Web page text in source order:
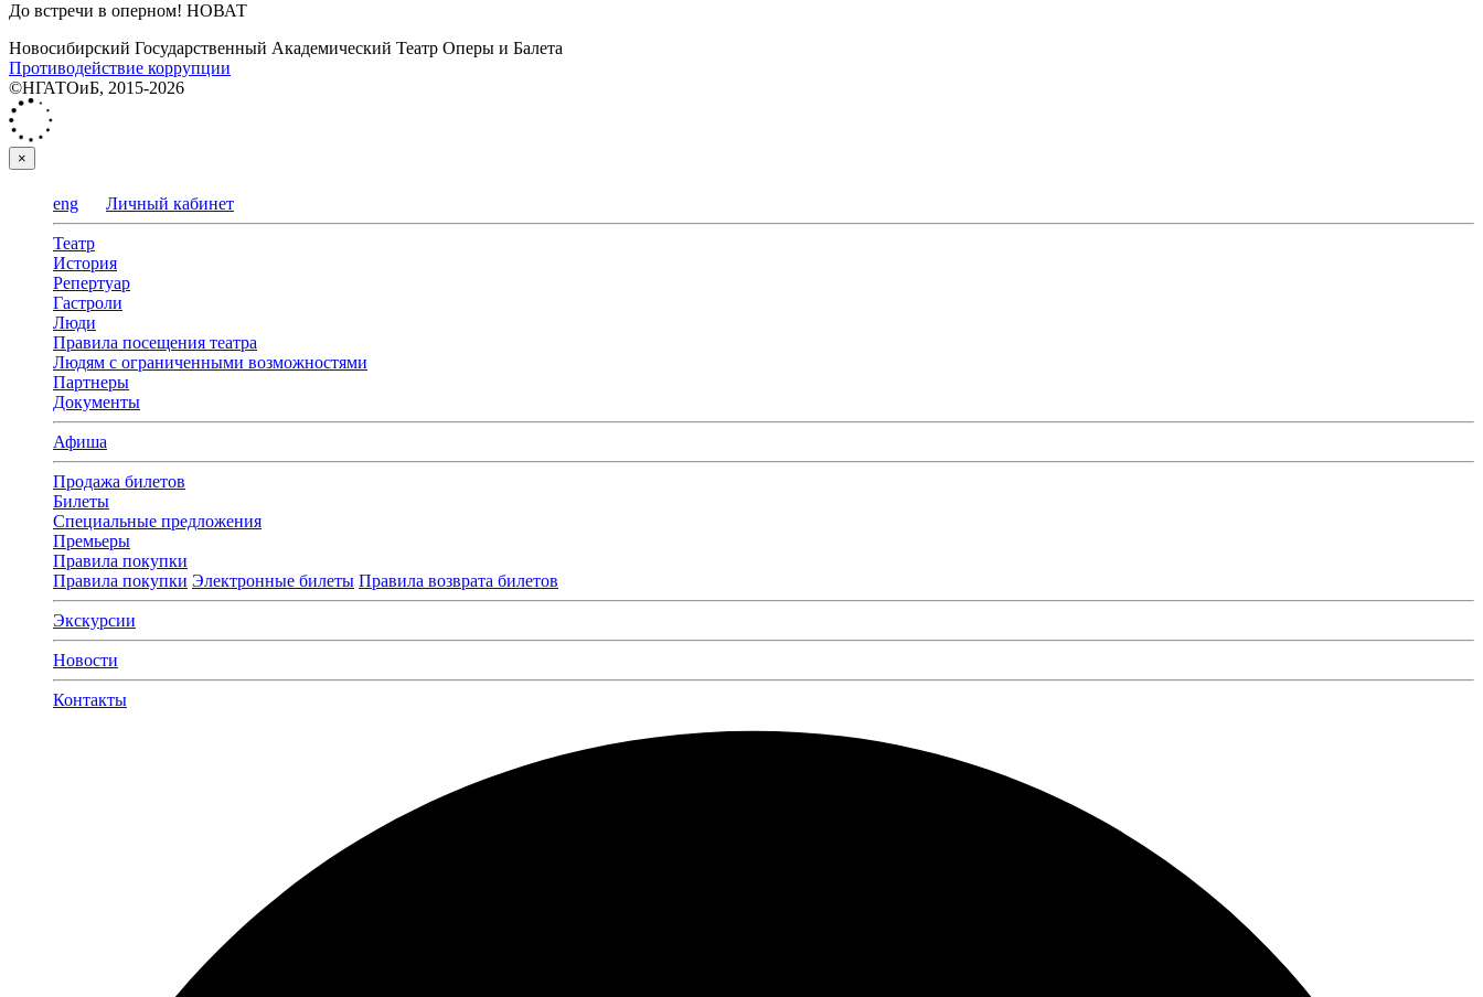
До встречи в оперном! НОВАТ
Новосибирский Государственный Академический Театр Оперы и Балета
Противодействие коррупции
©НГАТОиБ, 2015-2026
×
eng Личный кабинет
Театр
История
Репертуар
Гастроли
Люди
Правила посещения театра
Людям с ограниченными возможностями
Партнеры
Документы
Афиша
Продажа билетов
Билеты
Специальные предложения
Премьеры
Правила покупки
Правила покупки Электронные билеты Правила возврата билетов
Экскурсии
Новости
Контакты